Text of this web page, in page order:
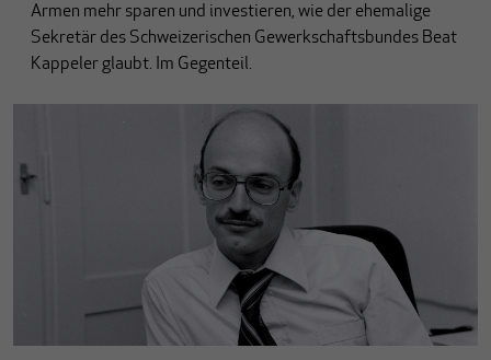
Armen mehr sparen und investieren, wie der ehemalige
Sekretär des Schweizerischen Gewerkschaftsbundes Beat
Kappeler glaubt. Im Gegenteil.